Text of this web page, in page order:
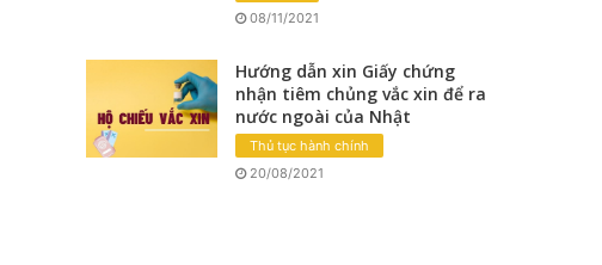
08/11/2021
Hướng dẫn xin Giấy chứng
nhận tiêm chủng vắc xin để ra
nước ngoài của Nhật
Thủ tục hành chính
20/08/2021